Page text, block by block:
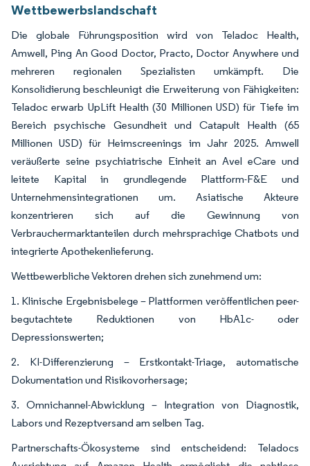
Wettbewerbslandschaft
Die globale Führungsposition wird von Teladoc Health,
Amwell, Ping An Good Doctor, Practo, Doctor Anywhere und
mehreren regionalen Spezialisten umkämpft. Die
Konsolidierung beschleunigt die Erweiterung von Fähigkeiten:
Teladoc erwarb UpLift Health (30 Millionen USD) für Tiefe im
Bereich psychische Gesundheit und Catapult Health (65
Millionen USD) für Heimscreenings im Jahr 2025. Amwell
veräußerte seine psychiatrische Einheit an Avel eCare und
leitete Kapital in grundlegende Plattform-F&E und
Unternehmensintegrationen um. Asiatische Akteure
konzentrieren sich auf die Gewinnung von
Verbrauchermarktanteilen durch mehrsprachige Chatbots und
integrierte Apothekenlieferung.
Wettbewerbliche Vektoren drehen sich zunehmend um:
1. Klinische Ergebnisbelege – Plattformen veröffentlichen peer-
begutachtete Reduktionen von HbA1c- oder
Depressionswerten;
2. KI-Differenzierung – Erstkontakt-Triage, automatische
Dokumentation und Risikovorhersage;
3. Omnichannel-Abwicklung – Integration von Diagnostik,
Labors und Rezeptversand am selben Tag.
Partnerschafts-Ökosysteme sind entscheidend: Teladocs